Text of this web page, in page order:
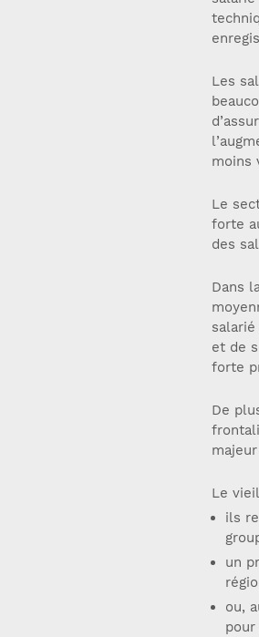
Les
moins
Le
forte
des
Dans
et de
forte
De
Le
ils
un
ou,
pour